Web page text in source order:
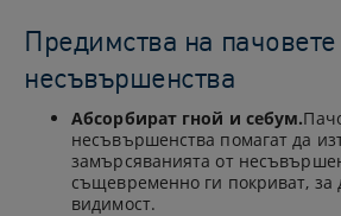
Предимства на
несъвършенства
Абсорбират гной и себум.
несъвършенства помагат да
замърсяванията от
същевременно ги покриват, за
видимост.